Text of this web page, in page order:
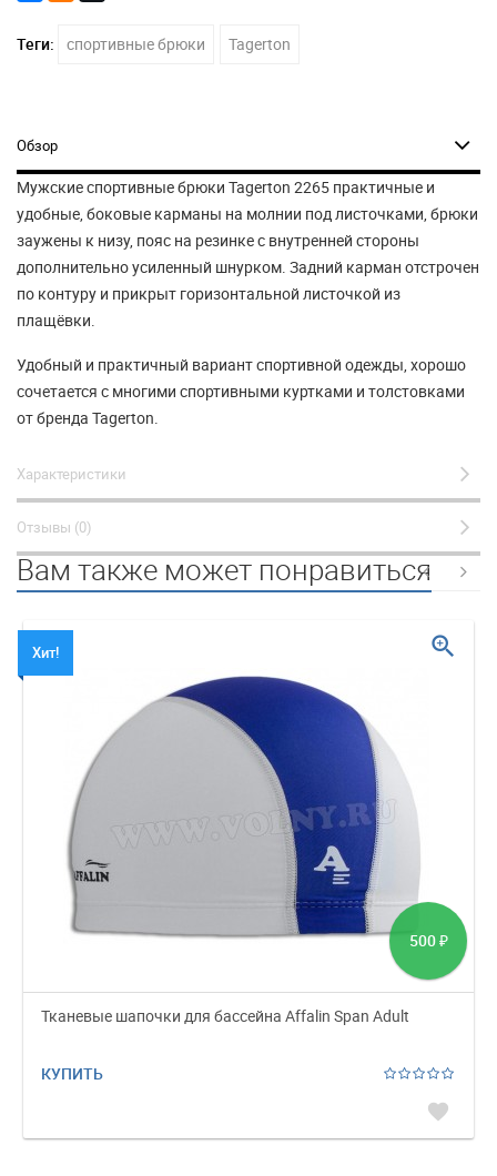
Теги: спортивные брюки Tagerton
Обзор
Мужские спортивные брюки Tagerton 2265 практичные и
удобные, боковые карманы на молнии под листочками, брюки
заужены к низу, пояс на резинке с внутренней стороны
дополнительно усиленный шнурком. Задний карман отстрочен
по контуру и прикрыт горизонтальной листочкой из
плащёвки.
Удобный и практичный вариант спортивной одежды, хорошо
сочетается с многими спортивными куртками и толстовками
от бренда Tagerton.
Характеристики
Отзывы (0)
Вам также может понравиться
Хит!
500 ₽
Тканевые шапочки для бассейна Affalin Span Adult
КУПИТЬ
favorite
zoom_in